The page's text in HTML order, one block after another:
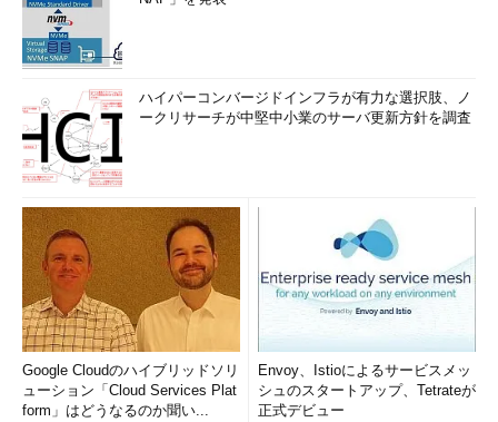
ハイパーコンバージドインフラが有力な選択肢、ノ
ークリサーチが中堅中小業のサーバ更新方針を調査
Google Cloudのハイブリッドソリ
ューション「Cloud Services Plat
form」はどうなるのか聞い...
Envoy、Istioによるサービスメッ
シュのスタートアップ、Tetrateが
正式デビュー